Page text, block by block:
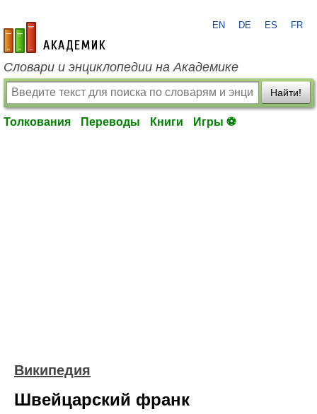
academic.ru
EN DE ES FR
Словари и энциклопедии на Академике
Найти!
Толкования Переводы Книги Игры ⚽
Википедия
Швейцарский франк